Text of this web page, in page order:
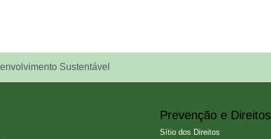
Sustentável
Prevenção e Direitos
Sítio dos Direitos